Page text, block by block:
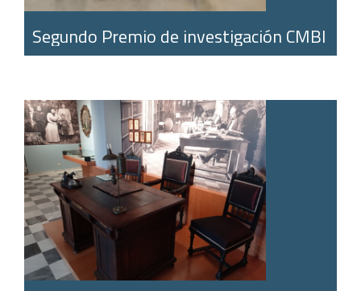
Segundo Premio de investigación CMBI